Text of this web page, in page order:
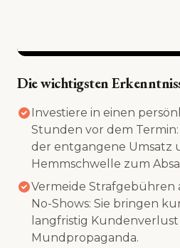
Die wichtigsten
Investiere in einen
Stunden vor dem
der entgangene Umsatz
Hemmschwelle zum
Vermeide Strafgebühren
No-Shows: Sie bringen
langfristig
Mundpropaganda.